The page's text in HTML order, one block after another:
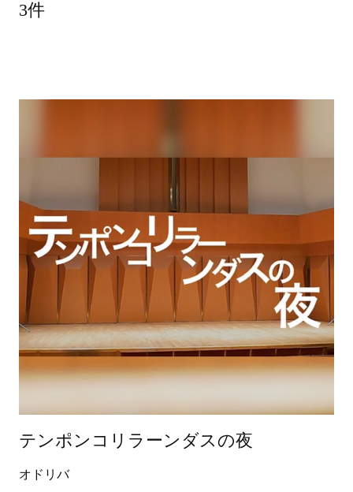
3件
テンポンコリラーンダスの夜
オドリバ